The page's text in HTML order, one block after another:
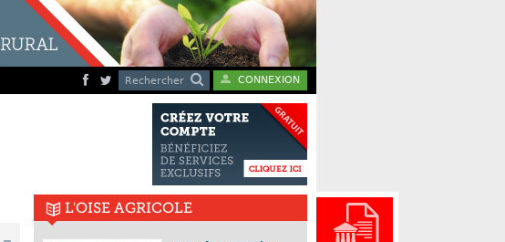
Rechercher CONNEXION
L'OISE AGRICOLE